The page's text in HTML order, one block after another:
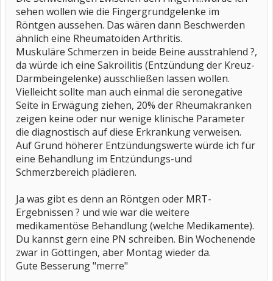
sehen wollen wie die Fingergrundgelenke im
Röntgen aussehen. Das wären dann Beschwerden
ähnlich eine Rheumatoiden Arthritis.
Muskuläre Schmerzen in beide Beine ausstrahlend ?,
da würde ich eine Sakroilitis (Entzündung der Kreuz-
Darmbeingelenke) ausschließen lassen wollen.
Vielleicht sollte man auch einmal die seronegative
Seite in Erwägung ziehen, 20% der Rheumakranken
zeigen keine oder nur wenige klinische Parameter
die diagnostisch auf diese Erkrankung verweisen.
Auf Grund höherer Entzündungswerte würde ich für
eine Behandlung im Entzündungs-und
Schmerzbereich plädieren.
Ja was gibt es denn an Röntgen oder MRT-
Ergebnissen ? und wie war die weitere
medikamentöse Behandlung (welche Medikamente).
Du kannst gern eine PN schreiben. Bin Wochenende
zwar in Göttingen, aber Montag wieder da.
Gute Besserung "merre"